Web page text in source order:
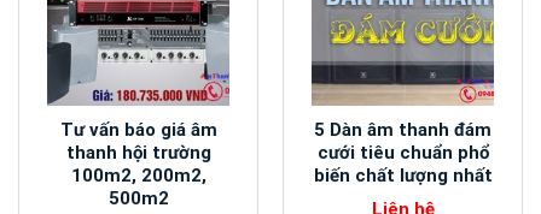
Tư vấn báo giá âm
thanh hội trường
100m2, 200m2,
500m2
5 Dàn âm thanh đám
cưới tiêu chuẩn phổ
biến chất lượng nhất
Liên hệ